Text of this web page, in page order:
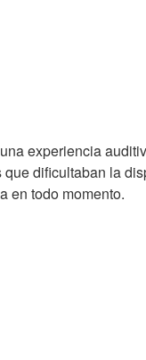
experiencia
dificultaban la
en todo momento.